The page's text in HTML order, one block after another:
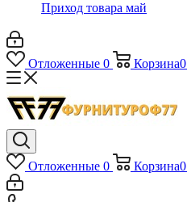
Приход товара май
Отложенные 0 Корзина0
Отложенные 0 Корзина0